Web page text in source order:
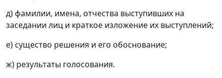
д) фамилии, имена, отчества выступивших на
заседании лиц и краткое изложение их выступлений;
е) существо решения и его обоснование;
ж) результаты голосования.